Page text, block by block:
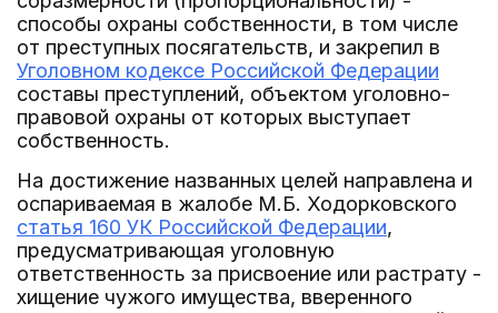
способы охраны собственности, в том числе
от преступных посягательств, и закрепил в
Уголовном кодексе Российской Федерации
составы преступлений, объектом уголовно-
правовой охраны от которых выступает
собственность.
На достижение названных целей направлена и
оспариваемая в жалобе М.Б. Ходорковского
статья 160 УК Российской Федерации,
предусматривающая уголовную
ответственность за присвоение или растрату -
хищение чужого имущества, вверенного